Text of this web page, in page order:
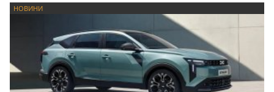
НОВИНИ